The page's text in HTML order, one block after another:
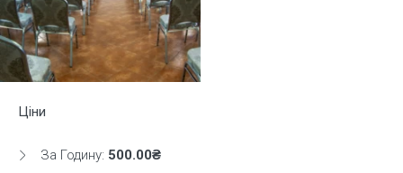
Ціни
За Годину: 500.00₴